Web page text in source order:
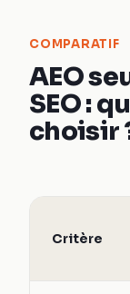
COMPARATIF
AEO
SEO :
choisir
Critère